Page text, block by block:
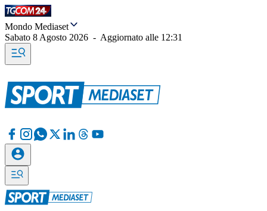
Mondo Mediaset
Sabato 8 Agosto 2026 - Aggiornato alle 12:31